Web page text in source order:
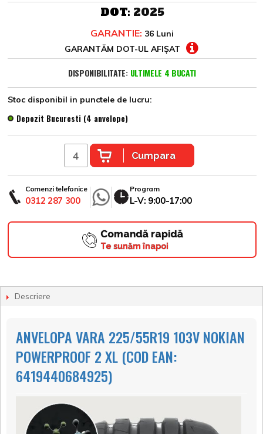
DOT: 2025
GARANTIE: 36 Luni
GARANTĂM DOT-UL AFIȘAT
DISPONIBILITATE: ULTIMELE 4 BUCATI
Stoc disponibil in punctele de lucru:
Depozit Bucuresti (4 anvelope)
Cumpara
Comenzi telefonice
0312 287 300
Program
L-V: 9:00-17:00
Comandă rapidă
Te sunăm înapoi
Descriere
ANVELOPA VARA 225/55R19 103V NOKIAN
POWERPROOF 2 XL (COD EAN:
6419440684925)